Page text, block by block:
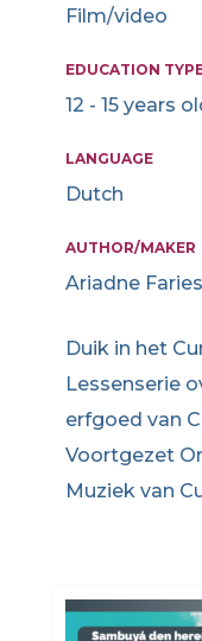
Film/video
EDUCATION
12 - 15 years
LANGUAGE
Dutch
AUTHOR/MAKER
Ariadne
Duik in het
Lessenserie
erfgoed van
Voortgezet
Muziek van